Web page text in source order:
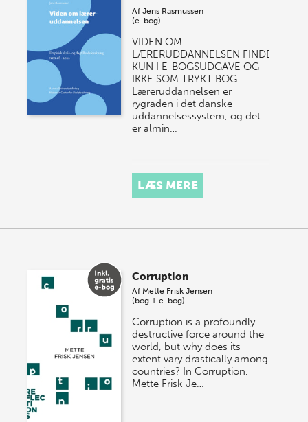
AfJens Rasmussen
(e-bog)
VIDEN OM
LÆRERUDDANNELSEN FINDES
KUN I E-BOGSUDGAVE OG
IKKE SOM TRYKT BOG
Læreruddannelsen er
rygraden i det danske
uddannelsessystem, og det
er almin…
LÆS MERE
Corruption
Af Mette Frisk Jensen
(bog + e-bog)
Corruption is a profoundly
destructive force around the
world, but why does its
extent vary drastically among
countries? In Corruption,
Mette Frisk Je…